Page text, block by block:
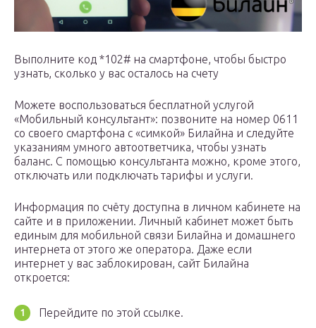
Выполните код *102# на смартфоне, чтобы быстро
узнать, сколько у вас осталось на счету
Можете воспользоваться бесплатной услугой
«Мобильный консультант»: позвоните на номер 0611
со своего смартфона с «симкой» Билайна и следуйте
указаниям умного автоответчика, чтобы узнать
баланс. С помощью консультанта можно, кроме этого,
отключать или подключать тарифы и услуги.
Информация по счёту доступна в личном кабинете на
сайте и в приложении. Личный кабинет может быть
единым для мобильной связи Билайна и домашнего
интернета от этого же оператора. Даже если
интернет у вас заблокирован, сайт Билайна
откроется:
Перейдите по этой ссылке.